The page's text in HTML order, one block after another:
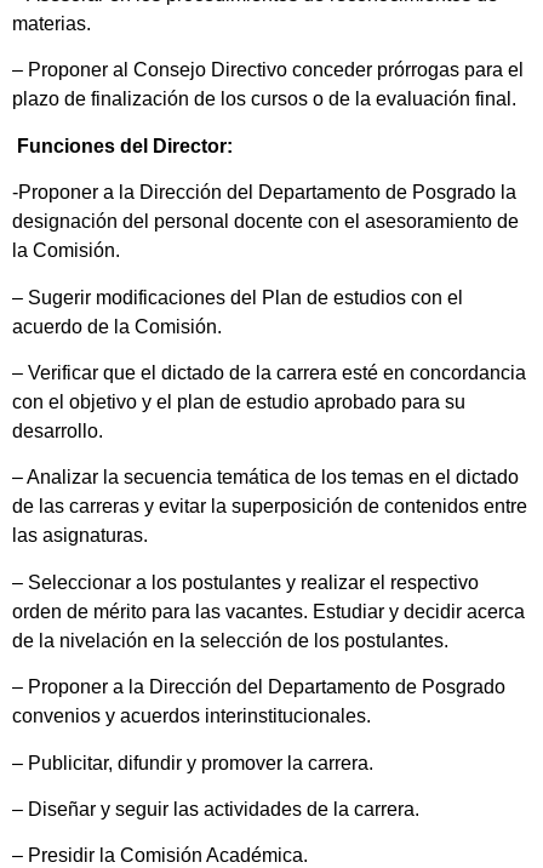
materias.
– Proponer al Consejo Directivo conceder prórrogas para el
plazo de finalización de los cursos o de la evaluación final.
Funciones del Director:
-Proponer a la Dirección del Departamento de Posgrado la
designación del personal docente con el asesoramiento de
la Comisión.
– Sugerir modificaciones del Plan de estudios con el
acuerdo de la Comisión.
– Verificar que el dictado de la carrera esté en concordancia
con el objetivo y el plan de estudio aprobado para su
desarrollo.
– Analizar la secuencia temática de los temas en el dictado
de las carreras y evitar la superposición de contenidos entre
las asignaturas.
– Seleccionar a los postulantes y realizar el respectivo
orden de mérito para las vacantes. Estudiar y decidir acerca
de la nivelación en la selección de los postulantes.
– Proponer a la Dirección del Departamento de Posgrado
convenios y acuerdos interinstitucionales.
– Publicitar, difundir y promover la carrera.
– Diseñar y seguir las actividades de la carrera.
– Presidir la Comisión Académica.